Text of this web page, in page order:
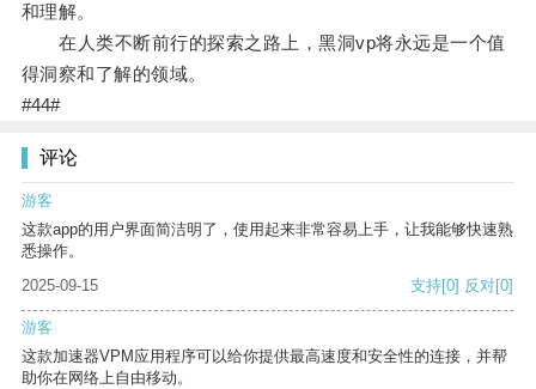
和理解。
在人类不断前行的探索之路上，黑洞vp将永远是一个值
得洞察和了解的领域。
#44#
评论
游客
这款app的用户界面简洁明了，使用起来非常容易上手，让我能够快速熟
悉操作。
2025-09-15
支持[0] 反对[0]
游客
这款加速器VPM应用程序可以给你提供最高速度和安全性的连接，并帮
助你在网络上自由移动。